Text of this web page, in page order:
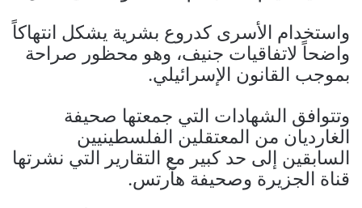
واستخدام الأسرى كدروع بشرية يشكل انتهاكاً
واضحاً لاتفاقيات جنيف، وهو محظور صراحة
بموجب القانون الإسرائيلي.
وتتوافق الشهادات التي جمعتها صحيفة
الغارديان من المعتقلين الفلسطينيين
السابقين إلى حد كبير مع التقارير التي نشرتها
قناة الجزيرة وصحيفة هآرتس.